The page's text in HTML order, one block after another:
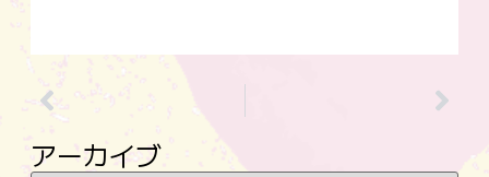
アーカイブ